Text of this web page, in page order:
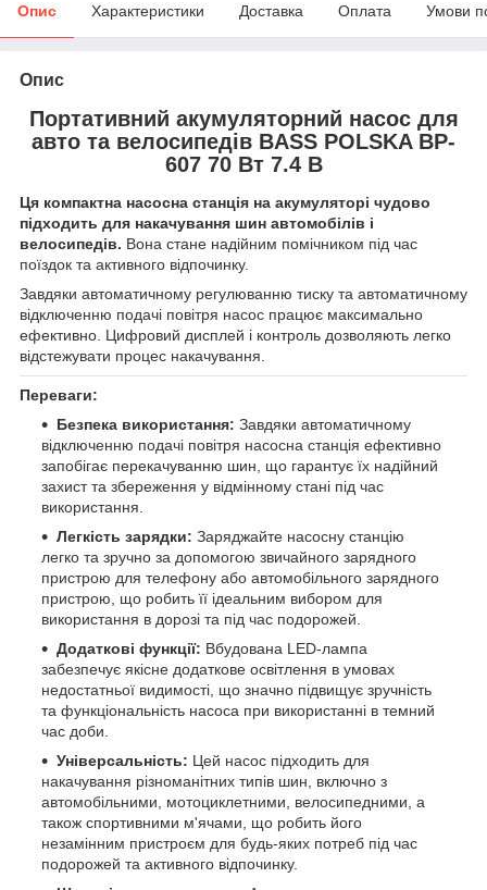
Опис Характеристики Доставка Оплата Умови
Опис
Портативний акумуляторний насос для
авто та велосипедів BASS POLSKA BP-
607 70 Вт 7.4 В
Ця компактна насосна станція на акумуляторі чудово
підходить для накачування шин автомобілів і
велосипедів. Вона стане надійним помічником під час
поїздок та активного відпочинку.
Завдяки автоматичному регулюванню тиску та автоматичному
відключенню подачі повітря насос працює максимально
ефективно. Цифровий дисплей і контроль дозволяють легко
відстежувати процес накачування.
Переваги:
Безпека використання: Завдяки автоматичному
відключенню подачі повітря насосна станція ефективно
запобігає перекачуванню шин, що гарантує їх надійний
захист та збереження у відмінному стані під час
використання.
Легкість зарядки: Заряджайте насосну станцію
легко та зручно за допомогою звичайного зарядного
пристрою для телефону або автомобільного зарядного
пристрою, що робить її ідеальним вибором для
використання в дорозі та під час подорожей.
Додаткові функції: Вбудована LED-лампа
забезпечує якісне додаткове освітлення в умовах
недостатньої видимості, що значно підвищує зручність
та функціональність насоса при використанні в темний
час доби.
Універсальність: Цей насос підходить для
накачування різноманітних типів шин, включно з
автомобільними, мотоциклетними, велосипедними, а
також спортивними м'ячами, що робить його
незамінним пристроєм для будь-яких потреб під час
подорожей та активного відпочинку.